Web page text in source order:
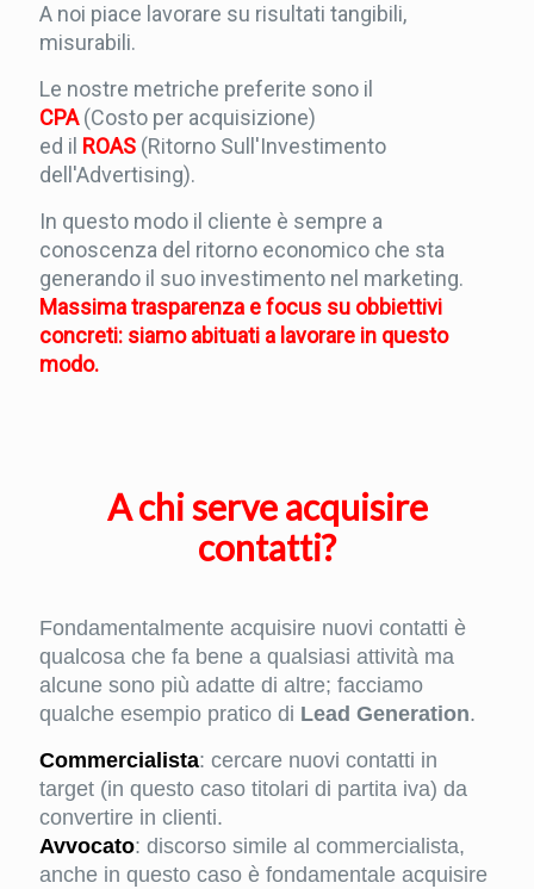
A noi piace lavorare su risultati tangibili,
misurabili.
Le nostre metriche preferite sono il
CPA (Costo per acquisizione)
ed il ROAS (Ritorno Sull'Investimento
dell'Advertising).
In questo modo il cliente è sempre a
conoscenza del ritorno economico che sta
generando il suo investimento nel marketing.
Massima trasparenza e focus su obbiettivi
concreti: siamo abituati a lavorare in questo
modo.
A chi serve acquisire
contatti?
Fondamentalmente acquisire nuovi contatti è
qualcosa che fa bene a qualsiasi attività ma
alcune sono più adatte di altre; facciamo
qualche esempio pratico di Lead Generation.
Commercialista: cercare nuovi contatti in
target (in questo caso titolari di partita iva) da
convertire in clienti.
Avvocato: discorso simile al commercialista,
anche in questo caso è fondamentale acquisire